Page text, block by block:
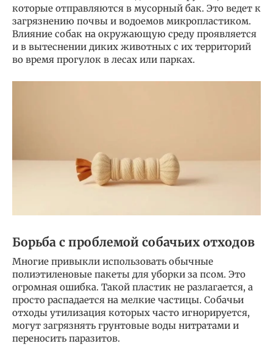
которые отправляются в мусорный бак. Это ведет к
загрязнению почвы и водоемов микропластиком.
Влияние собак на окружающую среду проявляется
и в вытеснении диких животных с их территорий
во время прогулок в лесах или парках.
Борьба с проблемой собачьих отходов
Многие привыкли использовать обычные
полиэтиленовые пакеты для уборки за псом. Это
огромная ошибка. Такой пластик не разлагается, а
просто распадается на мелкие частицы. Собачьи
отходы утилизация которых часто игнорируется,
могут загрязнять грунтовые воды нитратами и
переносить паразитов.